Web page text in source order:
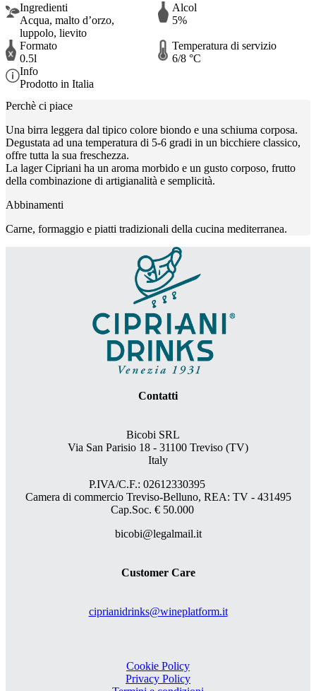
Ingredienti
Acqua, malto d’orzo,
luppolo, lievito
Alcol
5%
Formato
0.5l
Temperatura di servizio
6/8 °C
Info
Prodotto in Italia
Perchè ci piace
Una birra leggera dal tipico colore biondo e una schiuma corposa.
Degustata ad una temperatura di 5-6 gradi in un bicchiere classico,
offre tutta la sua freschezza.
La lager Cipriani ha un aroma morbido e un gusto corposo, frutto
della combinazione di artigianalità e semplicità.
Abbinamenti
Carne, formaggio e piatti tradizionali della cucina mediterranea.
Contatti
Bicobi SRL
Via San Parisio 18 - 31100 Treviso (TV)
Italy
P.IVA/C.F.: 02612330395
Camera di commercio Treviso-Belluno, REA: TV - 431495
Cap.Soc. € 50.000
bicobi@legalmail.it
Customer Care
ciprianidrinks@wineplatform.it
Cookie Policy
Privacy Policy